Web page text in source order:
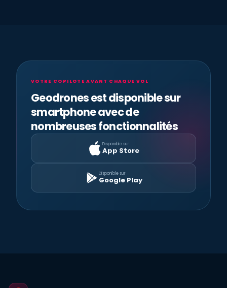
VOTRE COPILOTE AVANT CHAQUE VOL
Geodrones est disponible sur
smartphone avec de
nombreuses fonctionnalités
Disponible sur
App Store
Disponible sur
Google Play